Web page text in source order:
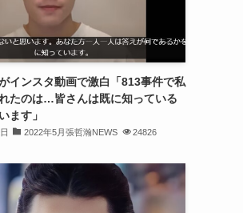
(32)
(31)
(32)
インスタ動画で激白「813事件で私
たのは…皆さんは既に知っている
ます」
2022年5月張哲瀚NEWS 24826